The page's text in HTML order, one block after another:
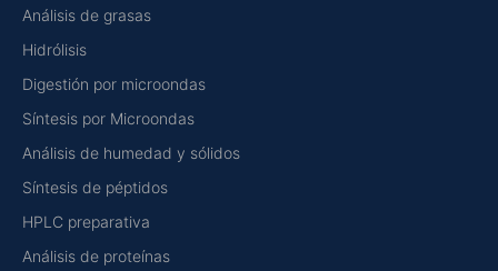
Análisis de grasas
Hidrólisis
Digestión por microondas
Síntesis por Microondas
Análisis de humedad y sólidos
Síntesis de péptidos
HPLC preparativa
Análisis de proteínas